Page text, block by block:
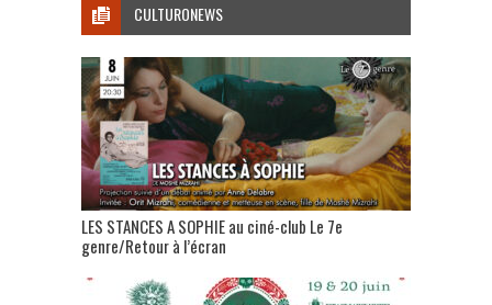
CULTURONEWS
LES STANCES A SOPHIE au ciné-club Le 7e
genre/Retour à l’écran